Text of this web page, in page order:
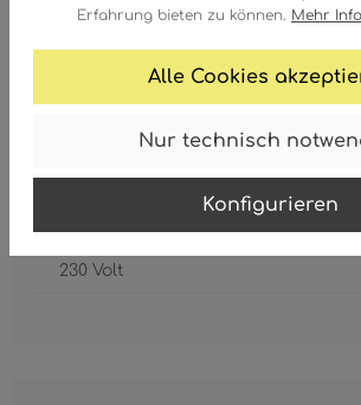
Erfahrung bieten zu können. Mehr
Alle Cookies
Nur technisch
Konfigurieren
Leuchtmittel inkl.
Nein
230 Volt